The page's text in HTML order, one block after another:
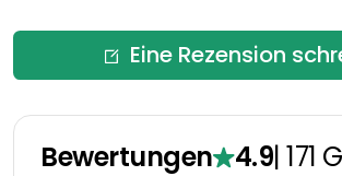
Eine Rezension
Bewertungen 4.9|171